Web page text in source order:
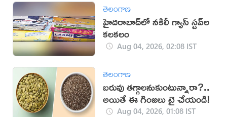
తెలంగాణ
హైదరాబాద్‌లో నకిలీ గ్యాస్ స్టవ్‌ల
కలకలం
Aug 04, 2026, 02:08 IST
తెలంగాణ
బరువు తగ్గాలనుకుంటున్నారా?..
అయితే ఈ గింజలు ట్రై చేయండి!
Aug 04, 2026, 01:08 IST